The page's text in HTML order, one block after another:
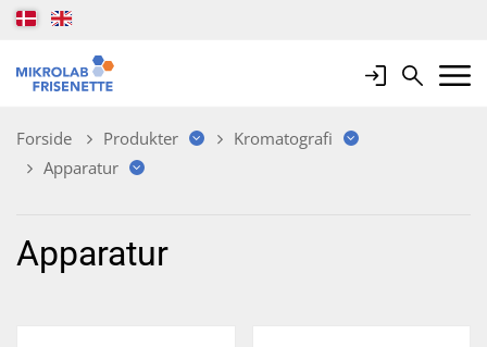
LoginSearchMobile
Forside Produkter
Kromatografi
Apparatur
Apparatur